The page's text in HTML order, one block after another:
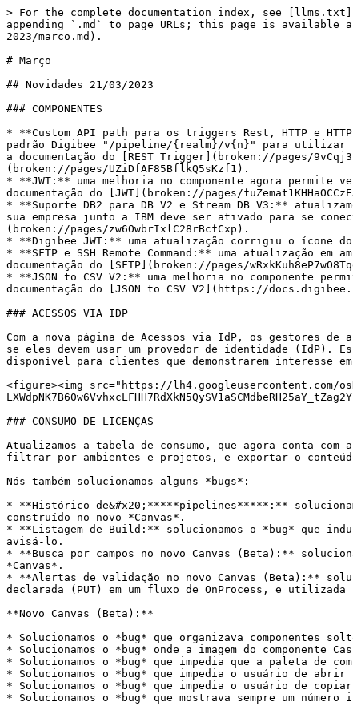
> For the complete documentation index, see
appending `.md` to page URLs; this page is available
2023/marco.md).
# Março
## Novidades 21/03/2023
### COMPONENTES
* **Custom API path para os triggers Rest, HTTP e
padrão Digibee "/pipeline/{realm}/v{n}" para utilizar
a documentação do [REST Trigger](broken://pages/
(broken://pages/UZiDfAF85BflkQ5sKzf1).
* **JWT:** uma melhoria no componente agora permite
documentação do [JWT](broken://pages/
* **Suporte DB2 para DB V2 e Stream DB V3:**
sua empresa junto a IBM deve ser ativado para se
(broken://pages/zw6OwbrIxlC28rBcfCxp).
* **Digibee JWT:** uma atualização corrigiu o ícone do
* **SFTP e SSH Remote Command:** uma atualização
documentação do [SFTP](broken://pages/
* **JSON to CSV V2:** uma melhoria no componente
documentação do [JSON to CSV V2](https://
### ACESSOS VIA IDP
Com a nova página de Acessos via IdP, os gestores
se eles devem usar um provedor de identidade (IdP).
disponível para clientes que demonstrarem interesse
<figure><img src="https://lh4.googleusercontent.com/
### CONSUMO DE LICENÇAS
Atualizamos a tabela de consumo, que agora conta
filtrar por ambientes e projetos, e exportar o conteúdo
Nós também solucionamos alguns *bugs*:
* **Histórico de&#x20;*****pipelines*****:**
construído no novo *Canvas*.
* **Listagem de Build:** solucionamos o *bug* que
avisá-lo.
* **Busca por campos no novo Canvas (Beta):**
*Canvas*.
* **Alertas de validação no novo Canvas (Beta):**
declarada (PUT) em um fluxo de OnProcess, e utilizada
**Novo Canvas (Beta):**
* Solucionamos o *bug* que organizava componentes
* Solucionamos o *bug* onde a imagem do
* Solucionamos o *bug* que impedia que a paleta de
* Solucionamos o *bug* que impedia o usuário de abrir
* Solucionamos o *bug* que impedia o usuário de copiar
* Solucionamos o *bug* que mostrava sempre um